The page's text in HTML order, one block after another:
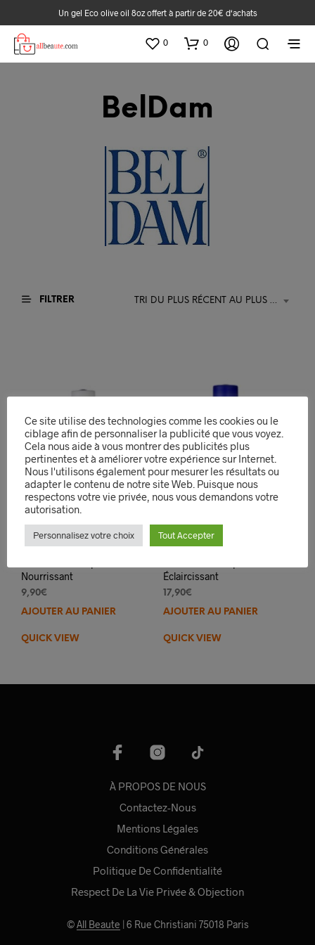
Un gel Eco olive oil 8oz offert à partir de 20€ d‘achats
0 0
BelDam
FILTRER TRI DU PLUS RÉCENT AU PLUS ANCIEN
Nourrissant
9,90€
AJOUTER AU PANIER
QUICK VIEW
Éclaircissant
17,90€
AJOUTER AU PANIER
QUICK VIEW
À PROPOS DE NOUS
Contactez-Nous
Mentions Légales
Conditions Générales
Politique De Confidentialité
Respect De La Vie Privée & Objection
©All Beaute | 6 Rue Christiani 75018 Paris
Ce site utilise des technologies comme les cookies ou le
ciblage afin de personnaliser la publicité que vous voyez.
Cela nous aide à vous montrer des publicités plus
pertinentes et à améliorer votre expérience sur Internet.
Nous l'utilisons également pour mesurer les résultats ou
adapter le contenu de notre site Web. Puisque nous
respectons votre vie privée, nous vous demandons votre
autorisation.
Personnalisez votre choix Tout Accepter